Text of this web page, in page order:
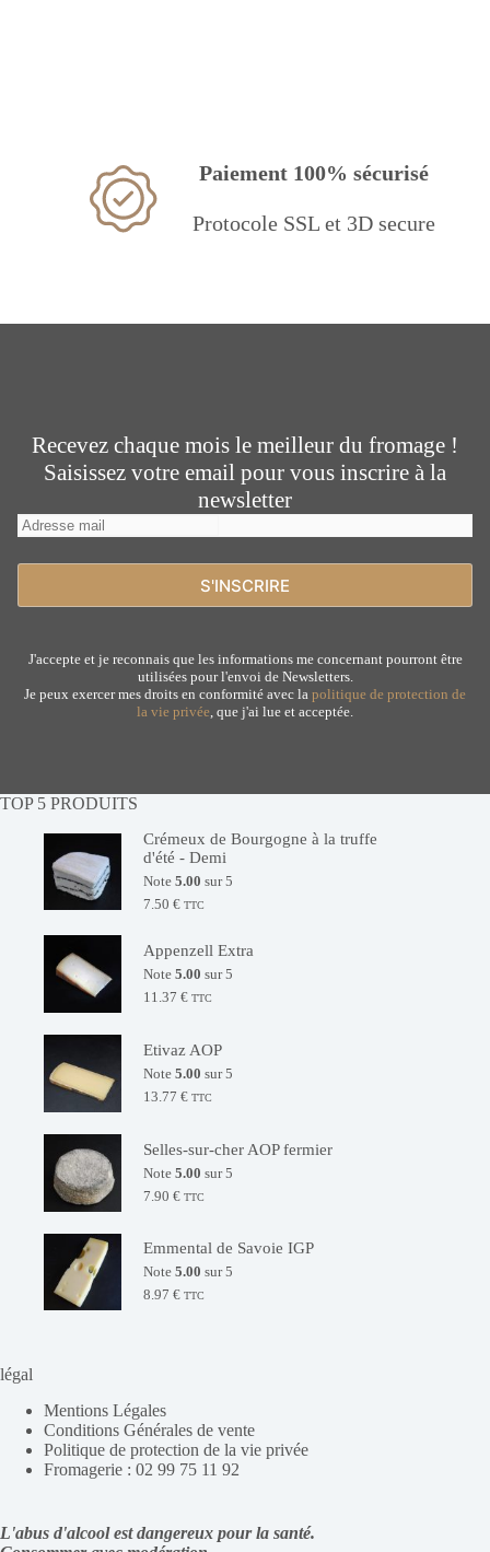
Paiement 100% sécurisé
Protocole SSL et 3D secure
Recevez chaque mois le meilleur du fromage !
Saisissez votre email pour vous inscrire à la
newsletter
J'accepte et je reconnais que les informations me concernant pourront être
utilisées pour l'envoi de Newsletters.
Je peux exercer mes droits en conformité avec la politique de protection de
la vie privée, que j'ai lue et acceptée.
TOP 5 PRODUITS
Crémeux de Bourgogne à la truffe
d'été - Demi
Note 5.00 sur 5
7.50 € TTC
Appenzell Extra
Note 5.00 sur 5
11.37 € TTC
Etivaz AOP
Note 5.00 sur 5
13.77 € TTC
Selles-sur-cher AOP fermier
Note 5.00 sur 5
7.90 € TTC
Emmental de Savoie IGP
Note 5.00 sur 5
8.97 € TTC
légal
Mentions Légales
Conditions Générales de vente
Politique de protection de la vie privée
Fromagerie : 02 99 75 11 92
L'abus d'alcool est dangereux pour la santé.